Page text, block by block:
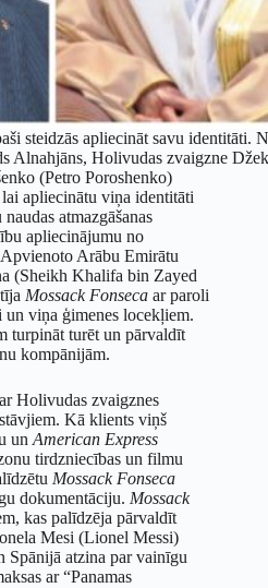
steidzās apliecināt savu identitāti.
Alnahjāns, Holivudas zvaigzne
(Petro Poroshenko)
apliecinātu viņa identitāti
atmazgāšanas
apliecinājumu no
Arābu Emirātu
(Sheikh Khalifa bin Zayed
Mossack Fonseca ar paroli
un viņa ģimenes locekļiem.
turpināt turēt un pārvaldīt
kompānijām.
Holivudas zvaigznes
Kā klients viņš
un American Express
tirdzniecības un filmu
Mossack Fonseca
dokumentāciju. Mossack
kas palīdzēja pārvaldīt
Mesi (Lionel Messi)
Spānijā atzina par vainīgu
ar “Panamas